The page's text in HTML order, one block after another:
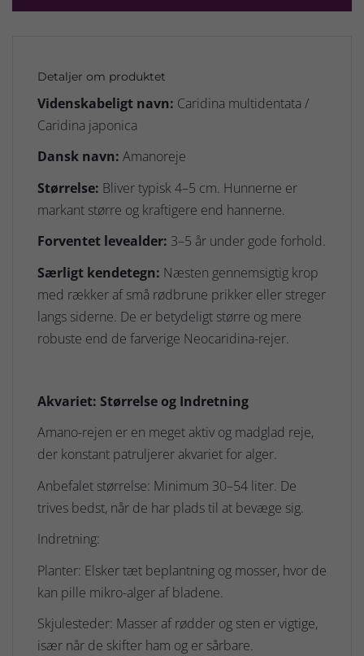
Detaljer om produktet
Videnskabeligt navn: Caridina multidentata /
Caridina japonica
Dansk navn: Amanoreje
Størrelse: Bliver typisk 4–5 cm. Hunnerne er
markant større og kraftigere end hannerne.
Forventet levealder: 3–5 år under gode forhold.
Særligt kendetegn: Næsten gennemsigtig krop
med rækker af små rødbrune prikker eller streger
langs siderne. De er betydeligt større og mere
robuste end de farverige Neocaridina-rejer.
Akvariet: Størrelse og Indretning
Amano-rejen er en meget aktiv og madglad reje,
der konstant patruljerer akvariet for alger.
Anbefalet størrelse: Minimum 30–54 liter. De
trives bedst, når de har plads til at bevæge sig.
Indretning:
Planter: Elsker tæt beplantning og mosser, hvor de
kan pille mikro-alger af bladene.
Skjulesteder: Masser af rødder og sten er vigtige,
især når de skifter ham og er sårbare.